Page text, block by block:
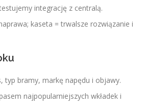
integrację z centralą.
kaseta = trwalsze rozwiązanie i
bramy, markę napędu i objawy.
najpopularniejszych wkładek i